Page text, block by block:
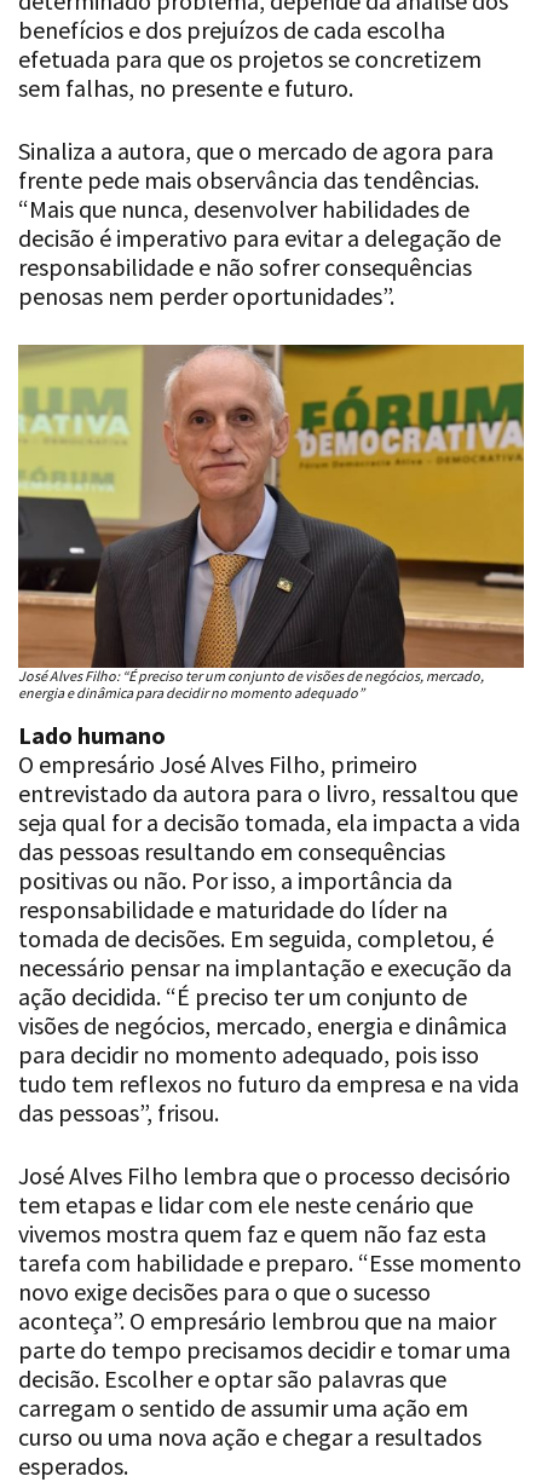
benefícios e dos prejuízos de cada escolha
efetuada para que os projetos se concretizem
sem falhas, no presente e futuro.
Sinaliza a autora, que o mercado de agora para
frente pede mais observância das tendências.
“Mais que nunca, desenvolver habilidades de
decisão é imperativo para evitar a delegação de
responsabilidade e não sofrer consequências
penosas nem perder oportunidades”.
José Alves Filho: “É preciso ter um conjunto de visões de negócios, mercado,
energia e dinâmica para decidir no momento adequado”
Lado humano
O empresário José Alves Filho, primeiro
entrevistado da autora para o livro, ressaltou que
seja qual for a decisão tomada, ela impacta a vida
das pessoas resultando em consequências
positivas ou não. Por isso, a importância da
responsabilidade e maturidade do líder na
tomada de decisões. Em seguida, completou, é
necessário pensar na implantação e execução da
ação decidida. “É preciso ter um conjunto de
visões de negócios, mercado, energia e dinâmica
para decidir no momento adequado, pois isso
tudo tem reflexos no futuro da empresa e na vida
das pessoas”, frisou.
José Alves Filho lembra que o processo decisório
tem etapas e lidar com ele neste cenário que
vivemos mostra quem faz e quem não faz esta
tarefa com habilidade e preparo. “Esse momento
novo exige decisões para o que o sucesso
aconteça”. O empresário lembrou que na maior
parte do tempo precisamos decidir e tomar uma
decisão. Escolher e optar são palavras que
carregam o sentido de assumir uma ação em
curso ou uma nova ação e chegar a resultados
esperados.